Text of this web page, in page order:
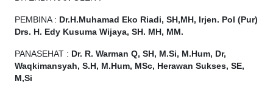
PEMBINA : Dr.H.Muhamad Eko Riadi, SH,MH, Irjen. Pol (Pur)
Drs. H. Edy Kusuma Wijaya, SH. MH, MM.
PANASEHAT : Dr. R. Warman Q, SH, M.Si, M.Hum, Dr,
Waqkimansyah, S.H, M.Hum, MSc, Herawan Sukses, SE,
M,Si